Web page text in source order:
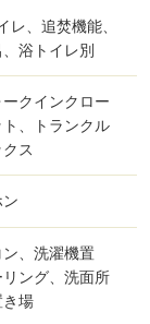
レ、追焚機能、
浴トイレ別
クインクロー
、トランクル
ス
、洗濯機置
ング、洗面所
き場